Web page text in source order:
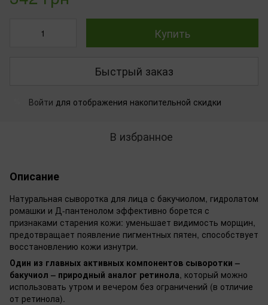
Купить
Быстрый заказ
Войти для отображения накопительной скидки
В избранное
Описание
Натуральная сыворотка для лица с бакучиолом, гидролатом
ромашки и Д-пантенолом эффективно борется с
признаками старения кожи: уменьшает видимость морщин,
предотвращает появление пигментных пятен, способствует
восстановлению кожи изнутри.
Один из главных активных компонентов сыворотки –
бакучиол – природный аналог ретинола, который можно
использовать утром и вечером без ограничений (в отличие
от ретинола).